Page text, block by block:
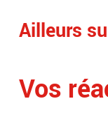
Ailleurs
Vos